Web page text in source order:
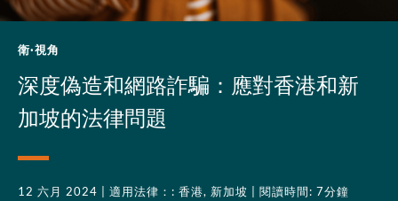
衛·視角
深度偽造和網路詐騙：應對香港和新
加坡的法律問題
12 六月 2024 | 適用法律：: 香港, 新加坡 | 閱讀時間: 7分鐘